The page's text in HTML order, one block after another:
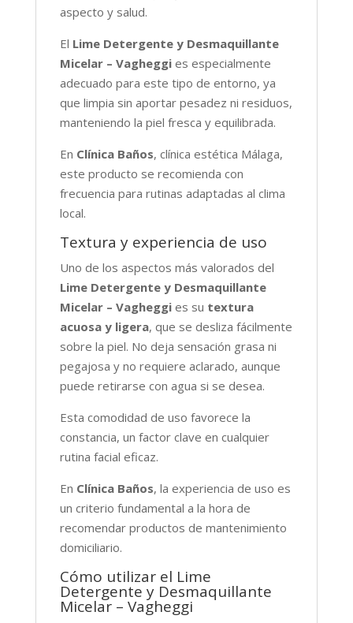
aspecto y salud.
El Lime Detergente y Desmaquillante
Micelar – Vagheggies especialmente
adecuado para este tipo de entorno, ya
que limpia sin aportar pesadez ni residuos,
manteniendo la piel fresca y equilibrada.
En Clínica Baños, clínica estética Málaga,
este producto se recomienda con
frecuencia para rutinas adaptadas al clima
local.
Textura y experiencia de uso
Uno de los aspectos más valorados del
Lime Detergente y Desmaquillante
Micelar – Vagheggies su textura
acuosa y ligera, que se desliza fácilmente
sobre la piel. No deja sensación grasa ni
pegajosa y no requiere aclarado, aunque
puede retirarse con agua si se desea.
Esta comodidad de uso favorece la
constancia, un factor clave en cualquier
rutina facial eficaz.
En Clínica Baños, la experiencia de uso es
un criterio fundamental a la hora de
recomendar productos de mantenimiento
domiciliario.
Cómo utilizar el Lime
Detergente y Desmaquillante
Micelar – Vagheggi